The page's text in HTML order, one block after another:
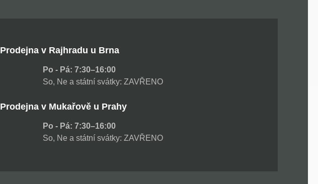
Prodejna v Rajhradu u Brna
Po - Pá: 7:30–16:00
So, Ne a státní svátky: ZAVŘENO
Prodejna v Mukařově u Prahy
Po - Pá: 7:30–16:00
So, Ne a státní svátky: ZAVŘENO